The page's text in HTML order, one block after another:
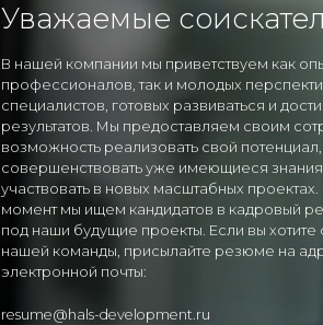
Уважаемые
В нашей компании мы приветствуем как
профессионалов, так и молодых
специалистов, готовых развиваться и
результатов. Мы предоставляем своим
возможность реализовать свой потенциал,
совершенствовать уже имеющиеся знания
участвовать в новых масштабных
момент мы ищем кандидатов в кадровый
под наши будущие проекты. Если вы хотите
нашей команды, присылайте резюме на
электронной почты:
resume@hals-development.ru